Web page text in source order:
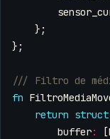
};
};
fn
return struct
buffer: [